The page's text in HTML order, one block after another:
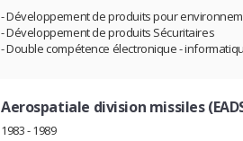
- Développement de produits pour
- Développement de produits Sécuritaires
- Double compétence électronique -
Aerospatiale division missiles
1983 - 1989